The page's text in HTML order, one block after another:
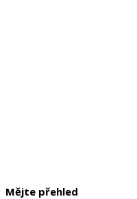
Mějte přehled